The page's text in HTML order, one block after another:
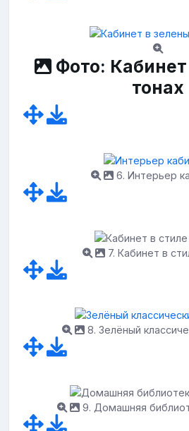
Фото: Кабинет
тонах
6. Интерьер
7. Кабинет в
8. Зелёный
9. Домашняя